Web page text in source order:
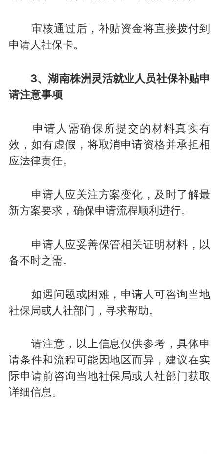
审核通过后，补贴资金将直接拨付到
申请人社保卡。
3、湖南株洲灵活就业人员社保补贴申
请注意事项
申请人需确保所提交的材料真实有
效，如有虚假，将取消申请资格并承担相
应法律责任。
申请人应关注方案变化，及时了解最
新方案要求，确保申请流程顺利进行。
申请人应妥善保管相关证明材料，以
备不时之需。
如遇问题或困难，申请人可咨询当地
社保局或人社部门，寻求帮助。
请注意，以上信息仅供参考，具体申
请条件和流程可能因地区而异，建议在实
际申请前咨询当地社保局或人社部门获取
详细信息。